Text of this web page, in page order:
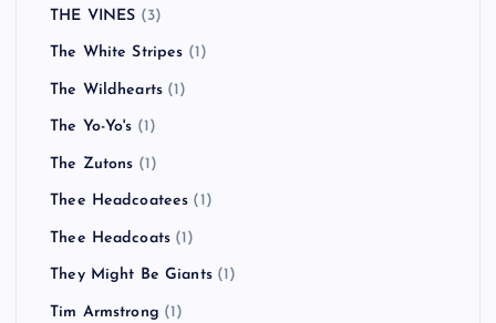
THE VINES (3)
The White Stripes (1)
The Wildhearts (1)
The Yo-Yo's (1)
The Zutons (1)
Thee Headcoatees (1)
Thee Headcoats (1)
They Might Be Giants(1)
Tim Armstrong (1)